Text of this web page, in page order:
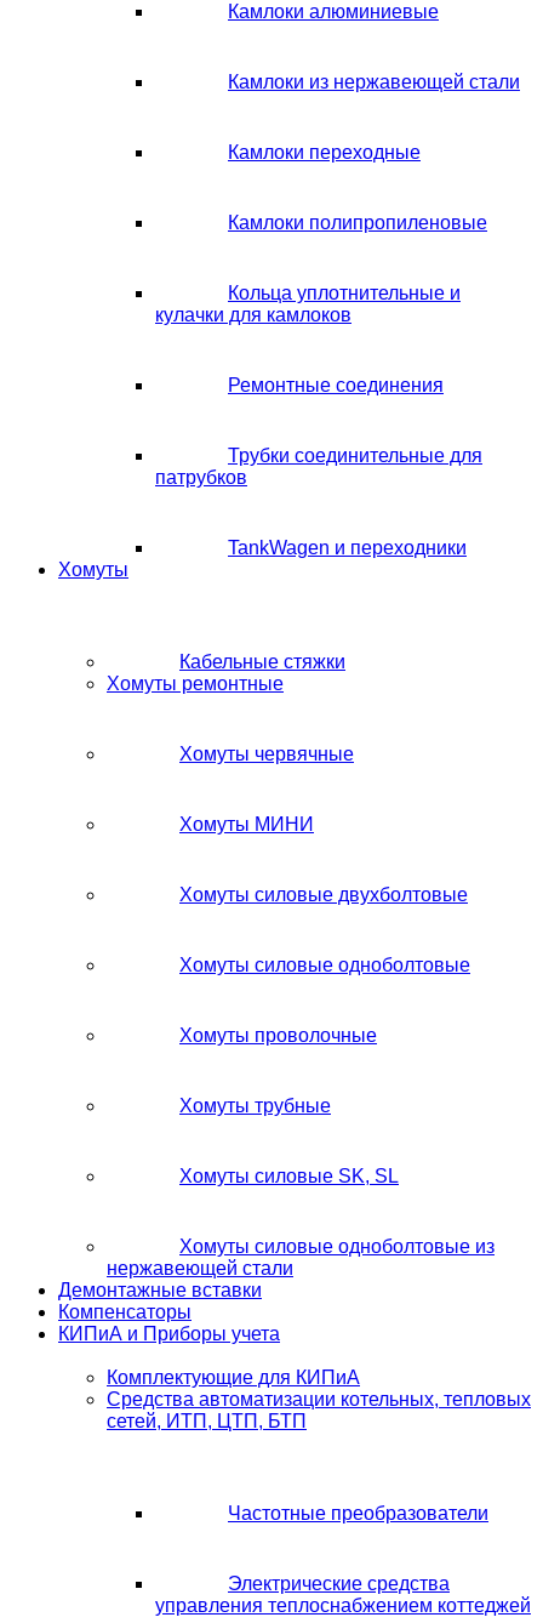
Камлоки алюминиевые
Камлоки из нержавеющей стали
Камлоки переходные
Камлоки полипропиленовые
Кольца уплотнительные и
кулачки для камлоков
Ремонтные соединения
Трубки соединительные для
патрубков
TankWagen и переходники
Хомуты
Кабельные стяжки
Хомуты ремонтные
Хомуты червячные
Хомуты МИНИ
Хомуты силовые двухболтовые
Хомуты силовые одноболтовые
Хомуты проволочные
Хомуты трубные
Хомуты силовые SK, SL
Хомуты силовые одноболтовые из
нержавеющей стали
Демонтажные вставки
Компенсаторы
КИПиА и Приборы учета
Комплектующие для КИПиА
Средства автоматизации котельных, тепловых
сетей, ИТП, ЦТП, БТП
Частотные преобразователи
Электрические средства
управления теплоснабжением коттеджей